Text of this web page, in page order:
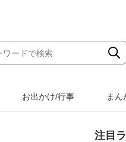
お出かけ/行事 まん
注目